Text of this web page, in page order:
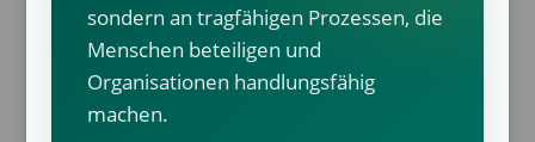
sondern an tragfähigen Prozessen, die
Menschen beteiligen und
Organisationen handlungsfähig
machen.